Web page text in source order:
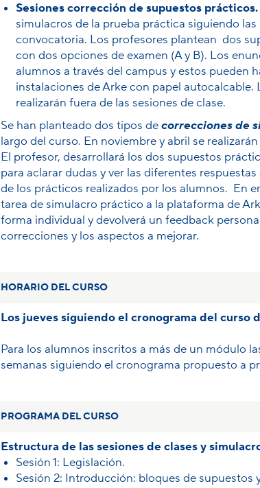
Sesiones corrección de supuestos prácticos.
simulacros de la prueba práctica siguiendo
convocatoria. Los profesores plantean dos
con dos opciones de examen (A y B). Los
alumnos a través del campus y estos pueden
instalaciones de Arke con papel autocalcable.
realizarán fuera de las sesiones de clase.
Se han planteado dos tipos decorrecciones de
largo del curso. En noviembre y abril se
El profesor, desarrollará los dos supuestos
para aclarar dudas y ver las diferentes
de los prácticos realizados por los alumnos. En
tarea de simulacro práctico a la plataforma de
forma individual y devolverá un feedback
correcciones y los aspectos a mejorar.
HORARIO DEL CURSO
Los jueves siguiendo el cronograma del curso
Para los alumnos inscritos a más de un módulo
semanas siguiendo el cronograma propuesto a
PROGRAMA DEL CURSO
Estructura de las sesiones de clases y
Sesión 1: Legislación.
Sesión 2: Introducción: bloques de supuestos